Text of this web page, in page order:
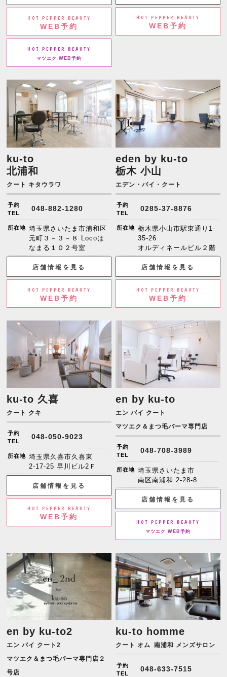
HOT PEPPER BEAUTY
WEB予約
HOT PEPPER BEAUTY
マツエク WEB予約
HOT PEPPER BEAUTY
WEB予約
ku-to
北浦和
クート キタウラワ
予約
TEL
048-882-1280
所在地 埼玉県さいたま市浦和区
元町３－３－８ Locoは
なまる１０２号室
店舗情報を見る
HOT PEPPER BEAUTY
WEB予約
eden by ku-to
栃木 小山
エデン・バイ・クート
予約
TEL
0285-37-8876
所在地 栃木県小山市駅東通り1-
35-26
オルディネールビル２階
店舗情報を見る
HOT PEPPER BEAUTY
WEB予約
ku-to 久喜
クート クキ
予約
TEL
048-050-9023
所在地 埼玉県久喜市久喜東
2-17-25 早川ビル2Ｆ
店舗情報を見る
HOT PEPPER BEAUTY
WEB予約
en by ku-to
エン バイ クート
マツエク＆まつ毛パーマ専門店
予約
TEL
048-708-3989
所在地 埼玉県さいたま市
南区南浦和 2-28-8
店舗情報を見る
HOT PEPPER BEAUTY
マツエク WEB予約
en by ku-to2
エン バイ クート2
マツエク＆まつ毛パーマ専門店２
号店
ku-to homme
クート オム 南浦和 メンズサロン
予約
TEL
048-633-7515